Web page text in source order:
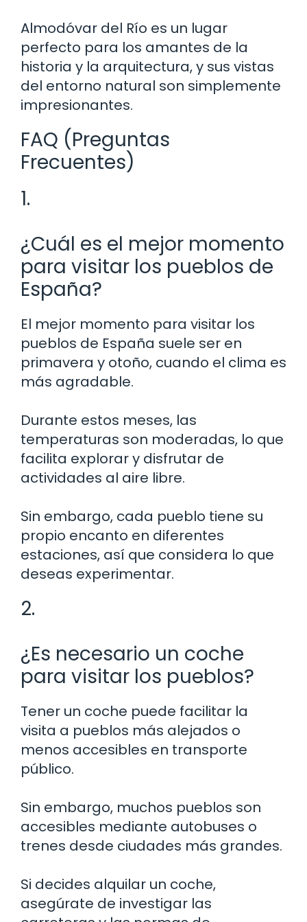
Almodóvar del Río es un lugar
perfecto para los amantes de la
historia y la arquitectura, y sus vistas
del entorno natural son simplemente
impresionantes.
FAQ (Preguntas
Frecuentes)
1.
¿Cuál es el mejor momento
para visitar los pueblos de
España?
El mejor momento para visitar los
pueblos de España suele ser en
primavera y otoño, cuando el clima es
más agradable.
Durante estos meses, las
temperaturas son moderadas, lo que
facilita explorar y disfrutar de
actividades al aire libre.
Sin embargo, cada pueblo tiene su
propio encanto en diferentes
estaciones, así que considera lo que
deseas experimentar.
2.
¿Es necesario un coche
para visitar los pueblos?
Tener un coche puede facilitar la
visita a pueblos más alejados o
menos accesibles en transporte
público.
Sin embargo, muchos pueblos son
accesibles mediante autobuses o
trenes desde ciudades más grandes.
Si decides alquilar un coche,
asegúrate de investigar las